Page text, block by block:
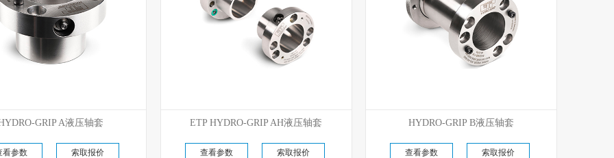
优势代理
GRIP A液压轴套
看参数 索取报价
优势代理
ETP HYDRO-GRIP AH液压轴套
查看参数 索取报价
优势代理
HYDRO-GRIP B液压轴套
查看参数 索取报价